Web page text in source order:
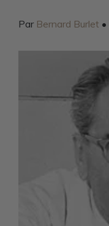
Par Bernard Burlet